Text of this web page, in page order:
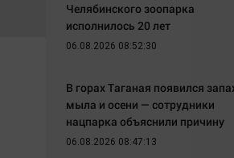
Архив
Общество
Политика
Экономика
Челябинского зоопарка
исполнилось 20 лет
06.08.2026 08:52:30
В горах Таганая появился
мыла и осени — сотрудники
нацпарка объяснили причину
06.08.2026 08:47:13